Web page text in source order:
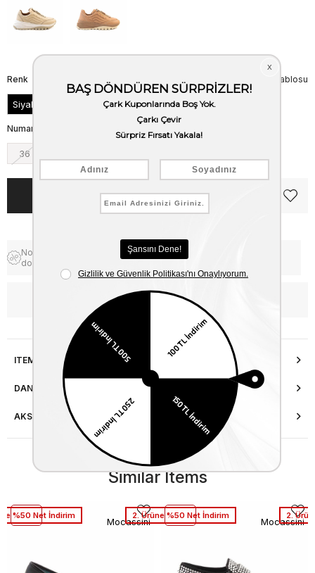
Beden Tablosu
Renk
Siyah
Numara
36
Notify me when the price goes
down
WhatsApp’tan Bilgi Al
ITEM FEATURES
DANIŞMA HATTI
AKSESUAR ONARIMI
Similar Items
%50 Net İndirim
Mocassini
2. Ürüne %50 Net İndirim
Mocassini
2.